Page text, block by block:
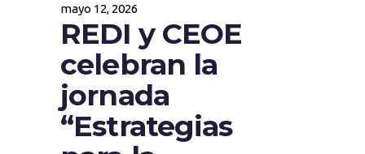
mayo 12, 2026
REDI y CEOE
celebran la
jornada
“Estrategias